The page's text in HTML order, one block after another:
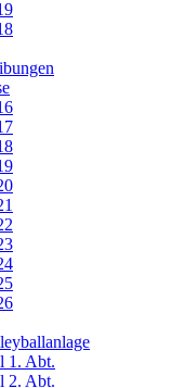
1. Abt.
2. Abt.